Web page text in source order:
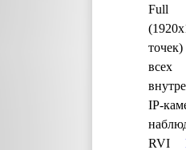
Full
всех
IP-
RVI